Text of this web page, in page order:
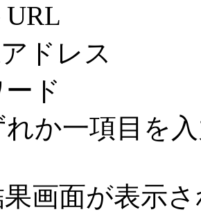
ドレス
ド
か一項目を
画面が表示